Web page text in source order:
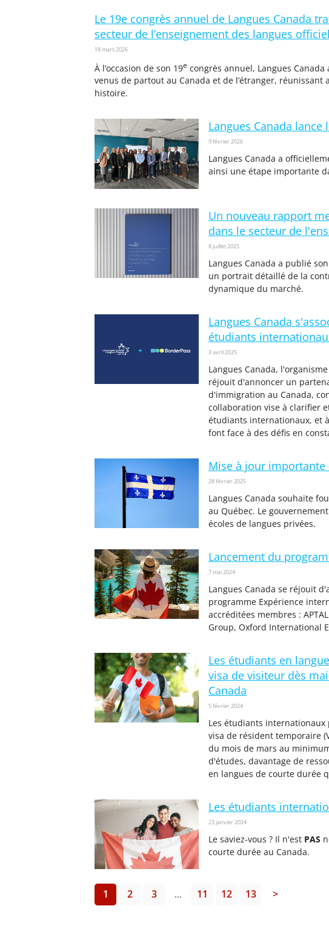
Le 19e congrès annuel de Langues Canada
secteur de l’enseignement des langues
18 mars 2026
À l’occasion de son 19e congrès annuel, Langues
venus de partout au Canada et de l’étranger,
histoire.
Langues Canada
9 février 2026
Langues Canada a
ainsi une étape importante
Un nouveau rapport
dans le secteur de
8 juillet 2025
Langues Canada a publié son
un portrait détaillé de la
dynamique du marché.
Langues Canada
étudiants
3 avril 2025
Langues Canada,
réjouit d'annoncer un
d'immigration au Canada,
collaboration vise à clarifier
étudiants internationaux, et
font face à des défis en
Mise à jour importante
28 février 2025
Langues Canada souhaite
au Québec. Le
écoles de langues privées.
Lancement du
7 mai 2024
Langues Canada se réjouit
programme Expérience
accréditées membres :
Group, Oxford International
Les étudiants en
visa de visiteur dès
Canada
5 février 2024
Les étudiants
visa de résident temporaire
du mois de mars au
d'études, davantage de
en langues de courte durée
Les étudiants
23 janvier 2024
Le saviez-vous ? Il n'est PAS
courte durée au Canada.
1 2 3 ... 11 12 13 >